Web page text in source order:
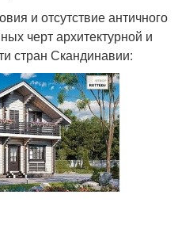
и отсутствие античного
черт архитектурной и
стран Скандинавии: